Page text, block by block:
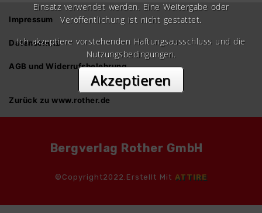
Impressum
Datenschutz
AGB und Widerrufsbelehrung
Zurück zu www.rother.de
Bergverlag Rother GmbH
©Copyright2022.Erstellt Mit ATTIRE
Einsatz verwendet werden. Eine Weitergabe oder
Veröffentlichung ist nicht gestattet.
Ich akzeptiere vorstehenden Haftungsausschluss und die
Nutzungsbedingungen.
Akzeptieren